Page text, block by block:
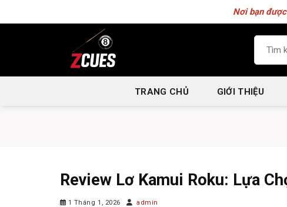
to
Nơi bạn
Tìm
kiếm:
TRANG CHỦ GIỚI THIỆU
Review Lơ Kamui Roku: Lựa
1 Tháng 1, 2026 admin